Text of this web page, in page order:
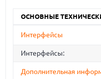
ОСНОВНЫЕ
Интерфейсы
Интерфейсы:
Дополнительная